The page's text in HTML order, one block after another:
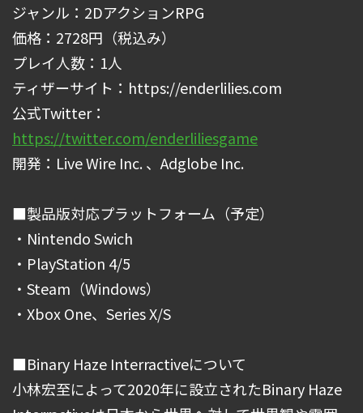
ジャンル：2DアクションRPG
価格：2728円（税込み）
プレイ人数：1人
ティザーサイト：https://enderlilies.com
公式Twitter：
https://twitter.com/enderliliesgame
開発：Live Wire Inc. 、Adglobe Inc.
■製品版対応プラットフォーム（予定）
・Nintendo Swich
・PlayStation 4/5
・Steam（Windows）
・Xbox One、Series X/S
■Binary Haze Interractiveについて
小林宏至によって2020年に設立されたBinary Haze